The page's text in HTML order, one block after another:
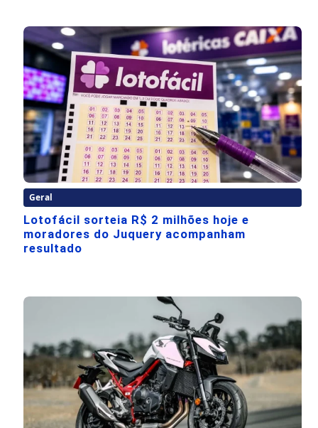
Geral
Lotofácil sorteia R$ 2 milhões hoje e
moradores do Juquery acompanham
resultado